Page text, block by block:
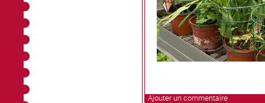
Ajouter un commentaire